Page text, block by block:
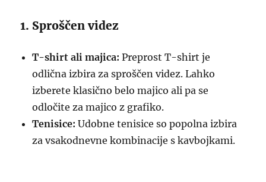
1. Sproščen videz
T-shirt ali majica: Preprost T-shirt je
odlična izbira za sproščen videz. Lahko
izberete klasično belo majico ali pa se
odločite za majico z grafiko.
Tenisice: Udobne tenisice so popolna izbira
za vsakodnevne kombinacije s kavbojkami.